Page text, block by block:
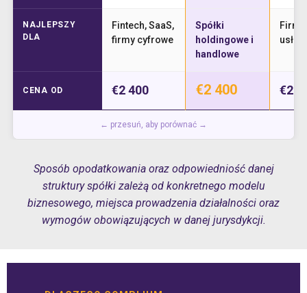
NAJLEPSZY
DLA
Fintech, SaaS,
firmy cyfrowe
Spółki
holdingowe i
handlowe
Firmy
CENA OD €2 400 €2 400 €2
← przesuń, aby porównać →
Sposób opodatkowania oraz odpowiedniość danej
struktury spółki zależą od konkretnego modelu
biznesowego, miejsca prowadzenia działalności oraz
wymogów obowiązujących w danej jurysdykcji.